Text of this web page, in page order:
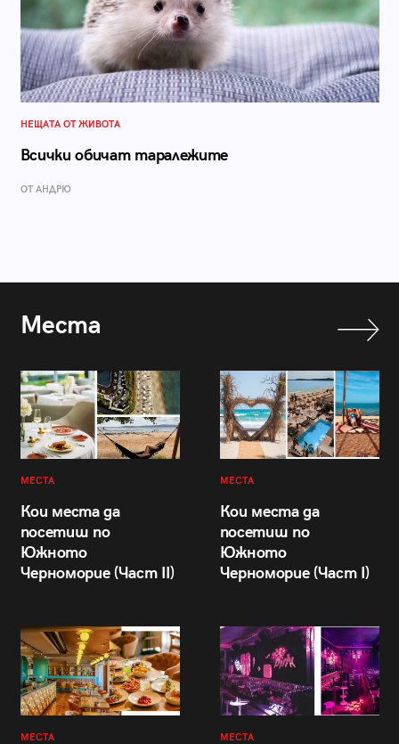
НЕЩАТА ОТ ЖИВОТА
Всички обичат таралежите
ОТ АНДРЮ
Места
МЕСТА
Кои места да
посетиш по
Южното
Черноморие (Част II)
МЕСТА
Кои места да
посетиш по
Южното
Черноморие (Част I)
МЕСТА МЕСТА